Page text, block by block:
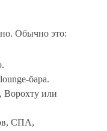
Обычно это:
бара.
Ворохту или
СПА,